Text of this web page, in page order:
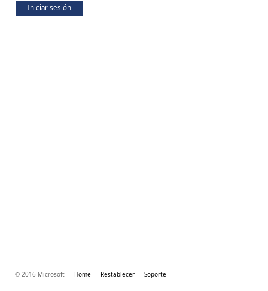
Iniciar sesión
© 2016 Microsoft Home Restablecer Soporte